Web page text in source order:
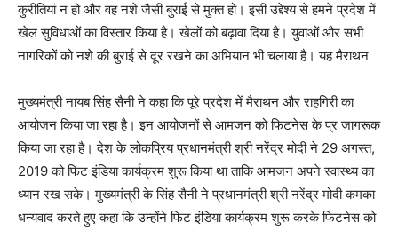
कुरीतियां न हो और वह नशे जैसी बुराई से मुक्त हो। इसी उद्देश्य से हमने प्रदेश में
खेल सुविधाओं का विस्तार किया है। खेलों को बढ़ावा दिया है। युवाओं और सभी
नागरिकों को नशे की बुराई से दूर रखने का अभियान भी चलाया है। यह मैराथन
मुख्यमंत्री नायब सिंह सैनी ने कहा कि पूरे प्रदेश में मैराथन और राहगिरी का
आयोजन किया जा रहा है। इन आयोजनों से आमजन को फिटनेस के प्र जागरूक
किया जा रहा है। देश के लोकप्रिय प्रधानमंत्री श्री नरेंद्र मोदी ने 29 अगस्त,
2019 को फिट इंडिया कार्यक्रम शुरू किया था ताकि आमजन अपने स्वास्थ्य का
ध्यान रख सके। मुख्यमंत्री के सिंह सैनी ने प्रधानमंत्री श्री नरेंद्र मोदी कमका
धन्यवाद करते हुए कहा कि उन्होंने फिट इंडिया कार्यक्रम शुरू करके फिटनेस को